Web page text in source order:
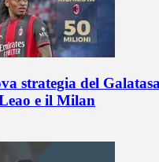
strategia del
e il Milan